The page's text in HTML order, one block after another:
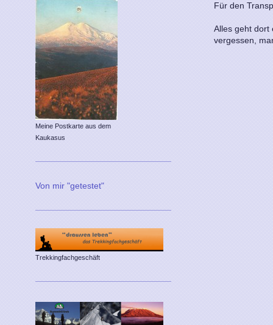
Für den
Alles geht dort
vergessen,
Meine Postkarte aus dem
Kaukasus
Von mir "getestet"
Trekkingfachgeschäft